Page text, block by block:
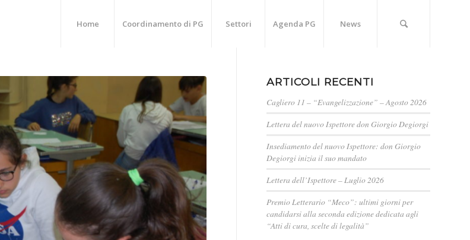
Home Coordinamento di PG Settori Agenda PG News
ARTICOLI RECENTI
Cagliero 11 – “Evangelizzazione” – Agosto 2026
Lettera del nuovo Ispettore don Giorgio Degiorgi
Insediamento del nuovo Ispettore: don Giorgio
Degiorgi inizia il suo mandato
Lettera dell’Ispettore – Luglio 2026
Premio Letterario “Meco”: ultimi giorni per
candidarsi alla seconda edizione dedicata agli
“Atti di cura, scelte di legalità”